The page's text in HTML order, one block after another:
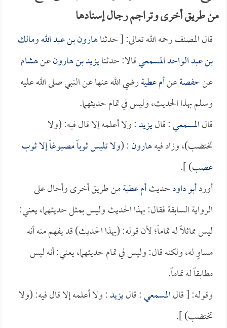
من طريق أخرى وتراجم رجال إسنادها
قال المصنف رحمه الله تعالى: [ حدثناهارون بن عبد اللهومالك
بن عبد الواحد المسمعيقالا: حدثنايزيد بن هارونعنهشام
عنحفصةعنأم عطيةرضي الله عنها عن النبي صلى الله عليه
وسلم بهذا الحديث، وليس في تمام حديثهما.
قالالمسمعي: قاليزيد: ولا أعلمه إلا قال فيه: (ولا
تختضب)، وزاد فيههارون: (ولا تلبس ثوباً مصبوغاً إلا ثوب
عصب) ].
أوردأبو داودحديثأم عطيةمن طريق أخرى وأحال على
الرواية السابقة فقال: بهذا الحديث وليس بمثل حديثهما، يعني:
ليس مماثلاً له تماماً؛ لأن قوله: (بهذا الحديث) قد يفهم منه أنه
مساوٍ له، ولكنه قال: وليس في تمام حديثهما، يعني: أنه ليس
مطابقاً له تماماً.
وقوله: [ قالالمسمعي: قاليزيد: ولا أعلمه إلا قال فيه: (ولا
تختضب) ].